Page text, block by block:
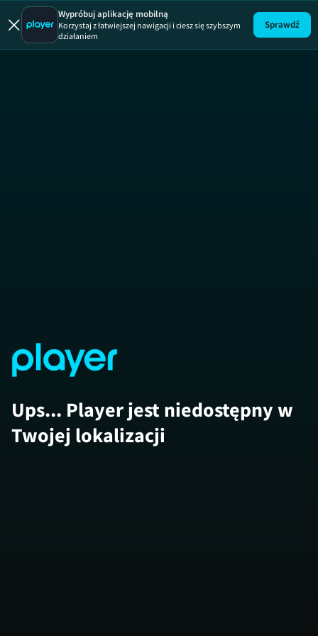
Wypróbuj aplikację mobilną
Korzystaj z łatwiejszej nawigacji i ciesz się szybszym
działaniem
Sprawdź
Ups... Player jest niedostępny w
Twojej lokalizacji